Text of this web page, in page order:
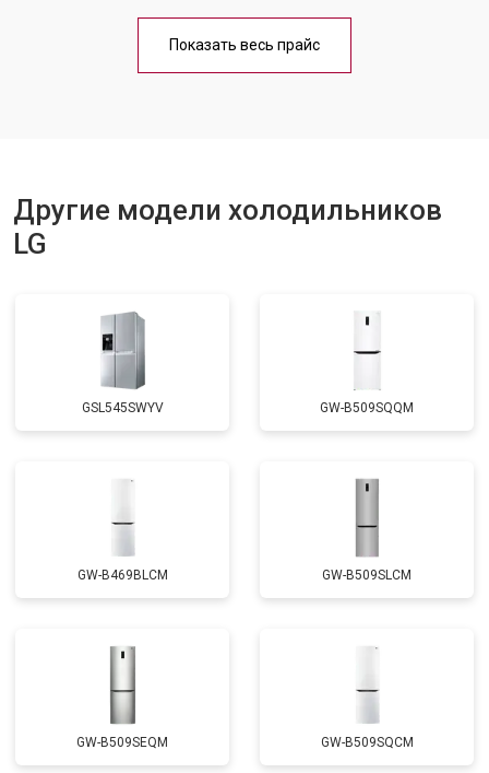
Ремонт/замена датчика
Замена термостата от 1700 ₽
Замена нагревателя испарителя от 2550 ₽ Заказать
Замена нагревателя оттайки
Устранение утечки хладагента
Показать весь прайс
Другие модели холодильников
LG
GSL545SWYV GW-B509SQQM
GW-B469BLCM GW-B509SLCM
GW-B509SEQM GW-B509SQCM